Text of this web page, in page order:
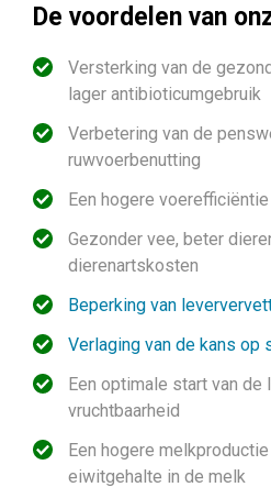
De voordelen van
Versterking van de
lager antibioticumgebruik
Verbetering van de
ruwvoerbenutting
Een hogere
Gezonder vee, beter
dierenartskosten
Beperking van
Verlaging van de kans
Een optimale start van de
vruchtbaarheid
Een hogere
eiwitgehalte in de melk